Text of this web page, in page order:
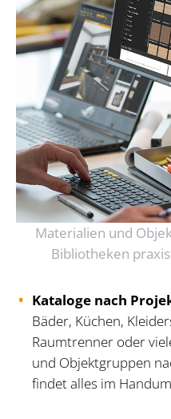
Materialien und
Bibliotheken
Kataloge nach
Bäder, Küchen,
Raumtrenner oder
und Objektgruppen
findet alles im